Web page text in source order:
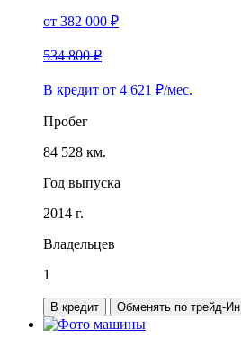
от 382 000 ₽
534 800 ₽
В кредит от 4 621 ₽/мес.
Пробег
84 528 км.
Год выпуска
2014 г.
Владельцев
1
В кредит Обменять по трейд-Ин